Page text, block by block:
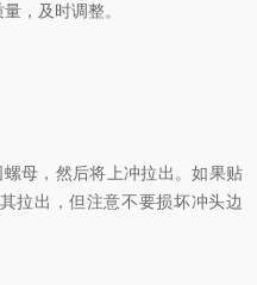
，及时调整。
母，然后将上冲拉出。如果贴
拉出，但注意不要损坏冲头边